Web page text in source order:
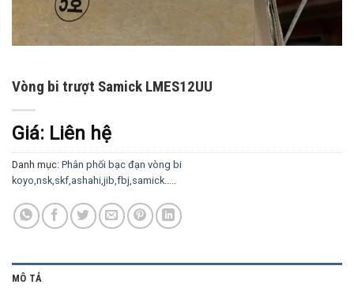
Vòng bi trượt Samick LMES12UU
Giá: Liên hệ
Danh mục: Phân phối bạc đạn vòng bi
koyo,nsk,skf,ashahi,jib,fbj,samick.....
MÔ TẢ